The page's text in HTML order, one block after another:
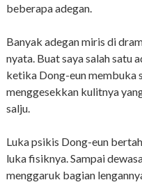
beberapa adegan.
Banyak adegan miris di
nyata. Buat saya salah satu
ketika Dong-eun membuka
menggesekkan kulitnya
salju.
Luka psikis Dong-eun
luka fisiknya. Sampai
menggaruk bagian